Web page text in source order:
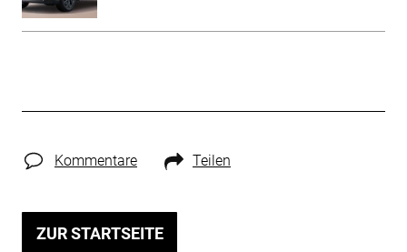
Kommentare Teilen
ZUR STARTSEITE